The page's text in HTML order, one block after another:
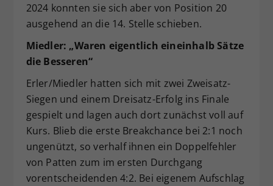
2024 konnten sie sich aber von Position 20
ausgehend an die 14. Stelle schieben.
Miedler: „Waren eigentlich eineinhalb Sätze
die Besseren“
Erler/Miedler hatten sich mit zwei Zweisatz-
Siegen und einem Dreisatz-Erfolg ins Finale
gespielt und lagen auch dort zunächst voll auf
Kurs. Blieb die erste Breakchance bei 2:1 noch
ungenützt, so verhalf ihnen ein Doppelfehler
von Patten zum im ersten Durchgang
vorentscheidenden 4:2. Bei eigenem Aufschlag